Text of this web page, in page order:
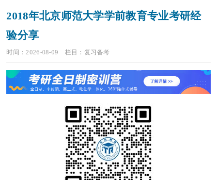
2018年北京师范大学学前教育专业考研经
验分享
时间：2026-08-09 栏目： 复习备考